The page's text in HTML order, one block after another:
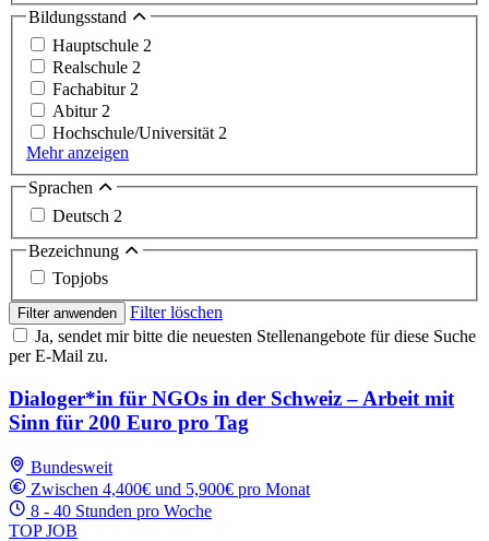
Bildungsstand
Hauptschule 2
Realschule 2
Fachabitur 2
Abitur 2
Hochschule/Universität 2
Mehr anzeigen
Sprachen
Deutsch 2
Bezeichnung
Topjobs
Filter anwenden
Filter löschen
Ja, sendet mir bitte die neuesten Stellenangebote für diese Suche
per E-Mail zu.
Dialoger*in für NGOs in der Schweiz – Arbeit mit
Sinn für 200 Euro pro Tag
Bundesweit
Zwischen 4,400€ und 5,900€ pro Monat
8 - 40 Stunden pro Woche
TOP JOB